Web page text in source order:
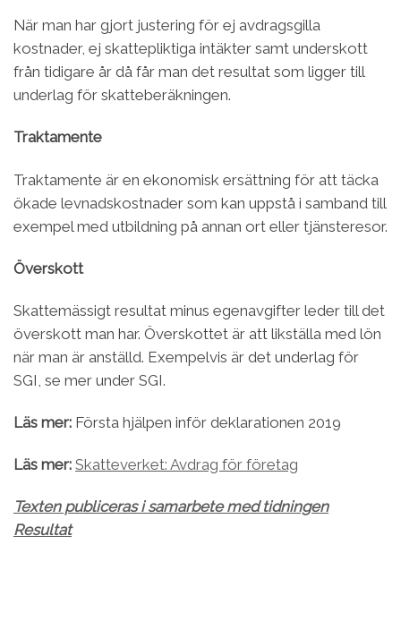
När man har gjort justering för ej avdragsgilla
kostnader, ej skattepliktiga intäkter samt underskott
från tidigare år då får man det resultat som ligger till
underlag för skatteberäkningen.
Traktamente
Traktamente är en ekonomisk ersättning för att täcka
ökade levnadskostnader som kan uppstå i samband till
exempel med utbildning på annan ort eller tjänsteresor.
Överskott
Skattemässigt resultat minus egenavgifter leder till det
överskott man har. Överskottet är att likställa med lön
när man är anställd. Exempelvis är det underlag för
SGI, se mer under SGI.
Läs mer: Första hjälpen inför deklarationen 2019
Läs mer: Skatteverket: Avdrag för företag
Texten publiceras i samarbete med tidningen
Resultat